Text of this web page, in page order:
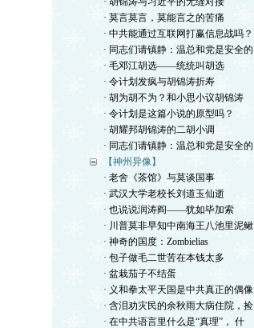
· 莫言莫言，莫能言之的苦痛
· 中共能通过互联网打赢信息战吗？
· 同志们请镇静：温总和党是安全的
· 毛邓江胡选——统统叫胡选
· 令计划发疯与胡锦涛折寿
· 胡为胡不为？和小思小议胡锦涛
· 令计划是这篇小说的原型吗？
· 胡耀邦胡锦涛的二胡小调
· 同志们请镇静：温总和党是安全的
【神州异像】
· 老舍《茶馆》与莫谈国事
· 武汉大学老校长刘道玉仙逝
· 也说说润涛阎——犹如毕加索
· 川普莫非早知中南海王八池里泥鳅
· 神奇的国度：Zombielias
· 包子做毛二世苦在本钱太多
· 盆栽茄子不结蛋
· 义和拳太平天国是中共真正的偶像
· 含泪劝灾民的余秋雨大病住院，捡
· 在中共语言里什么是“真理”， 什